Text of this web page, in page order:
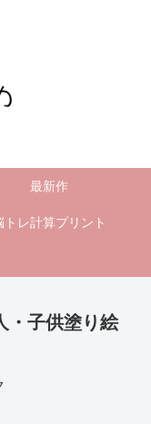
最新作
トレ計算プリント
・子供塗り絵